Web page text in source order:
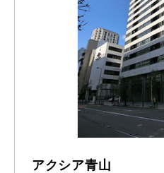
アクシア青山